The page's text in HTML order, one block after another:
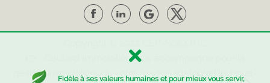
Fidèle à ses valeurs humaines et pour mieux vous servir,
👉 Gautard Immobilier vous accompagne pour la
gestion immobilière de votre maison sur toute l'Indre-et-